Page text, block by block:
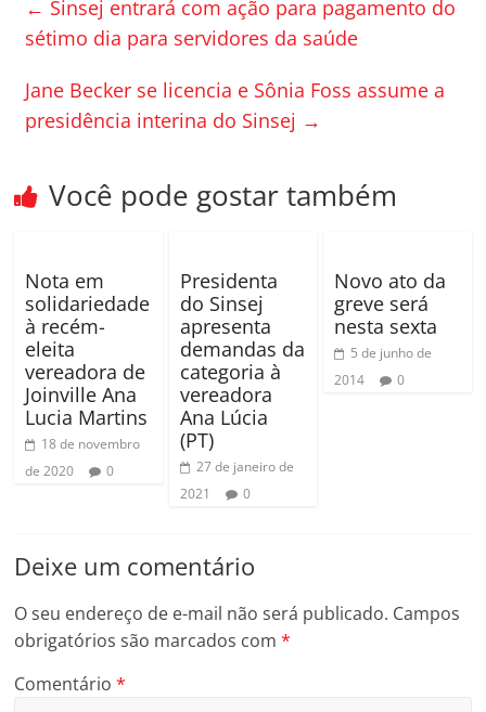
b
o
k
ar
h
ar
← Sinsej entrará com ação para pagamento do
sétimo dia para servidores da saúde
Jane Becker se licencia e Sônia Foss assume a
presidência interina do Sinsej →
Você pode gostar também
Nota em
solidariedade
à recém-
eleita
vereadora de
Joinville Ana
Lucia Martins
18 de novembro
de 2020
0
Presidenta
do Sinsej
apresenta
demandas da
categoria à
vereadora
Ana Lúcia
(PT)
27 de janeiro de
2021
0
Novo ato da
greve será
nesta sexta
5 de junho de
2014
0
Deixe um comentário
O seu endereço de e-mail não será publicado. Campos
obrigatórios são marcados com*
Comentário*